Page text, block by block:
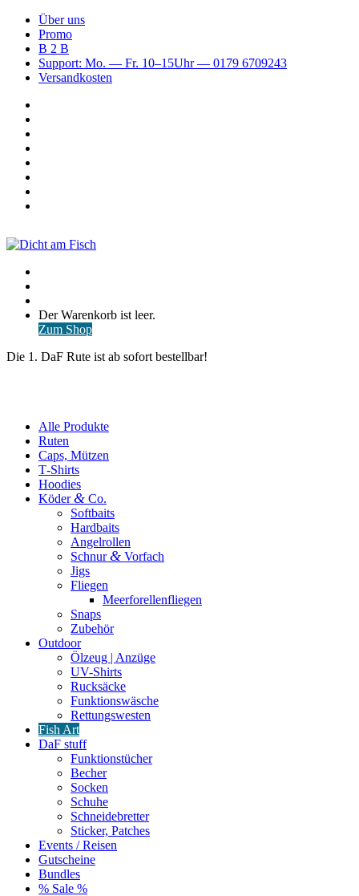
Über uns
Promo
B 2 B
Support: Mo. — Fr. 10–15Uhr — 0179 6709243
Versandkosten
Warenkorb
ansehen
Der Warenkorb ist leer.
Zum Shop
Die 1. DaF Rute ist ab sofort bestellbar!
Alle Produkte
Ruten
Caps, Mützen
T‑Shirts
Hoodies
Köder& Co.
Softbaits
Hardbaits
Angelrollen
Schnur& Vorfach
Jigs
Fliegen
Meerforellenfliegen
Snaps
Zubehör
Outdoor
Ölzeug | Anzüge
UV-Shirts
Rucksäcke
Funktionswäsche
Rettungswesten
Fish Art
DaF stuff
Funktionstücher
Becher
Socken
Schuhe
Schneidebretter
Sticker, Patches
Events / Reisen
Gutscheine
Bundles
% Sale %